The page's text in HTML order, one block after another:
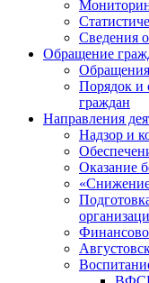
Сведения
Обращение
Порядок и
граждан
Направления
Надзор и
Оказание